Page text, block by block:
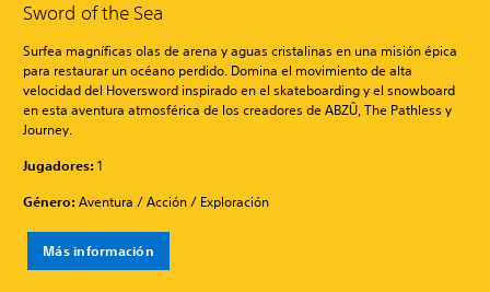
Sword of the Sea
Surfea magníficas olas de arena y aguas cristalinas en una misión épica
para restaurar un océano perdido. Domina el movimiento de alta
velocidad del Hoversword inspirado en el skateboarding y el snowboard
en esta aventura atmosférica de los creadores de ABZÛ, The Pathless y
Journey.
Jugadores:1
Género:Aventura / Acción / Exploración
Más información